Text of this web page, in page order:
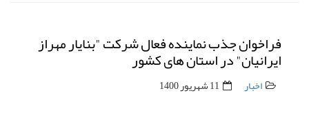
فراخوان جذب نماینده فعال شرکت "بنایار مهراز
ایرانیان" در استان های کشور
اخبار 11 شهریور 1400